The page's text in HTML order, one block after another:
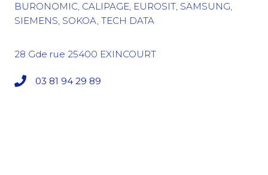
BURONOMIC, CALIPAGE, EUROSIT, SAMSUNG,
SIEMENS, SOKOA, TECH DATA
28 Gde rue 25400 EXINCOURT
03 81 94 29 89